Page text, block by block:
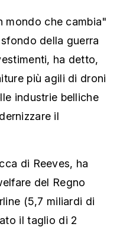
mondo che cambia"
della guerra
ha detto,
più agili di droni
industrie belliche
il
di Reeves, ha
del Regno
(5,7 miliardi di
il taglio di 2